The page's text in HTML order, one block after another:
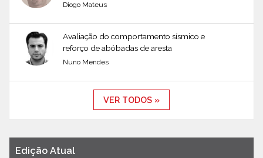
Diogo Mateus
Avaliação do comportamento sísmico e
reforço de abóbadas de aresta
Nuno Mendes
VER TODOS »
Edição Atual